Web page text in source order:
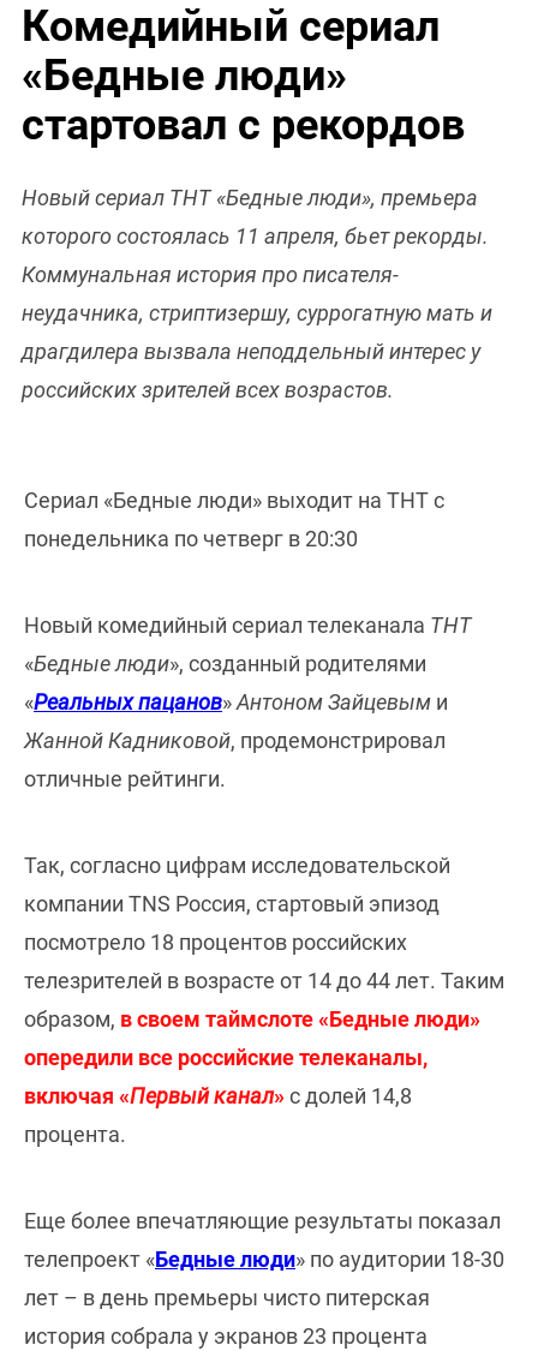
Комедийный сериал
«Бедные люди»
стартовал с рекордов
Новый сериал ТНТ «Бедные люди», премьера
которого состоялась 11 апреля, бьет рекорды.
Коммунальная история про писателя-
неудачника, стриптизершу, суррогатную мать и
драгдилера вызвала неподдельный интерес у
российских зрителей всех возрастов.
Сериал «Бедные люди» выходит на ТНТ с
понедельника по четверг в 20:30
Новый комедийный сериал телеканала ТНТ
«Бедные люди», созданный родителями
«Реальных пацанов»Антоном Зайцевым и
Жанной Кадниковой, продемонстрировал
отличные рейтинги.
Так, согласно цифрам исследовательской
компании TNS Россия, стартовый эпизод
посмотрело 18 процентов российских
телезрителей в возрасте от 14 до 44 лет. Таким
образом, в своем таймслоте «Бедные люди»
опередили все российские телеканалы,
включая «Первый канал»с долей 14,8
процента.
Еще более впечатляющие результаты показал
телепроект «Бедные люди» по аудитории 18-30
лет – в день премьеры чисто питерская
история собрала у экранов 23 процента